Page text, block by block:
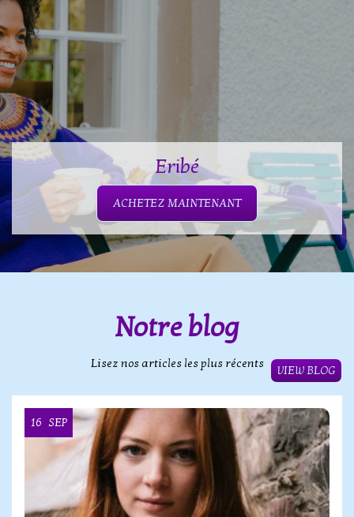
Eribé
ACHETEZ MAINTENANT
Notre blog
Lisez nos articles les plus récents
VIEW BLOG
16 SEP